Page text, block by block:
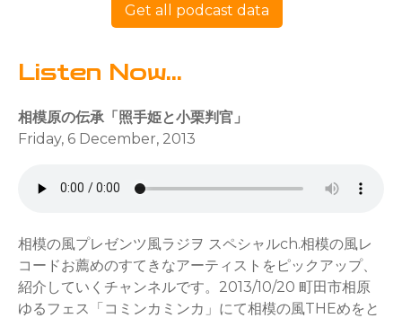
Get all podcast data
Listen Now...
相模原の伝承「照手姫と小栗判官」
Friday, 6 December, 2013
相模の風プレゼンツ風ラジヲ スペシャルch.相模の風レ
コードお薦めのすてきなアーティストをピックアップ、
紹介していくチャンネルです。2013/10/20 町田市相原
ゆるフェス「コミンカミンカ」にて相模の風THEめをと